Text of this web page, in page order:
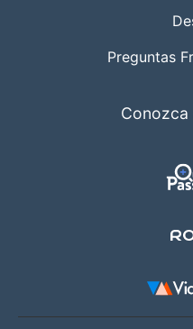
Preguntas
Conozca